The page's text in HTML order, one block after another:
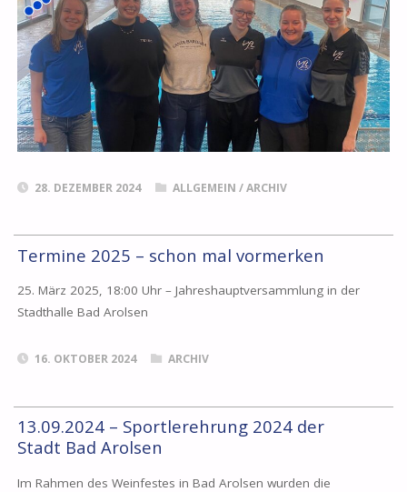
28. DEZEMBER 2024 ALLGEMEIN /ARCHIV
Termine 2025 – schon mal vormerken
25. März 2025, 18:00 Uhr – Jahreshauptversammlung in der
Stadthalle Bad Arolsen
16. OKTOBER 2024 ARCHIV
13.09.2024 – Sportlerehrung 2024 der
Stadt Bad Arolsen
Im Rahmen des Weinfestes in Bad Arolsen wurden die